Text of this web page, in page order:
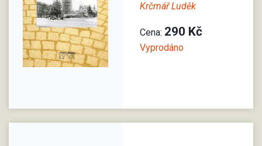
Krčmář Luděk
Cena: 290 Kč
Vyprodáno